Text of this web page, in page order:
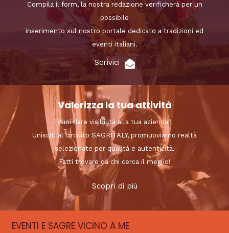
Compila il form, la nostra redazione verificherà per un
possibile
inserimento sul nostro portale dedicato a tradizioni ed
eventi italiani.
Scrivici
Valorizza la tua attività
Vuoi dare visibilità alla tua azienda?
Unisciti al circuito SAGRITALY, promuoviamo realtà
selezionate per qualità e autenticità.
Fatti trovare da chi cerca il meglio!
Scopri di più
EVENTI E SAGRE VICINO A ME